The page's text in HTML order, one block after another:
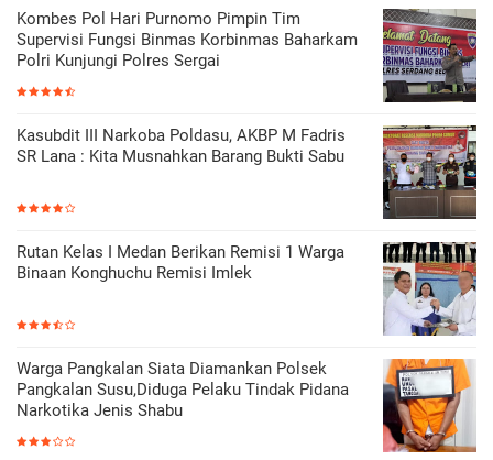
Kombes Pol Hari Purnomo Pimpin Tim
Supervisi Fungsi Binmas Korbinmas Baharkam
Polri Kunjungi Polres Sergai
Kasubdit III Narkoba Poldasu, AKBP M Fadris
SR Lana : Kita Musnahkan Barang Bukti Sabu
Rutan Kelas I Medan Berikan Remisi 1 Warga
Binaan Konghuchu Remisi Imlek
Warga Pangkalan Siata Diamankan Polsek
Pangkalan Susu,Diduga Pelaku Tindak Pidana
Narkotika Jenis Shabu